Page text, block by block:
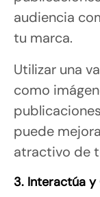
audiencia
tu marca.
Utilizar una
como
puede
atractivo de
3. Interactúa y